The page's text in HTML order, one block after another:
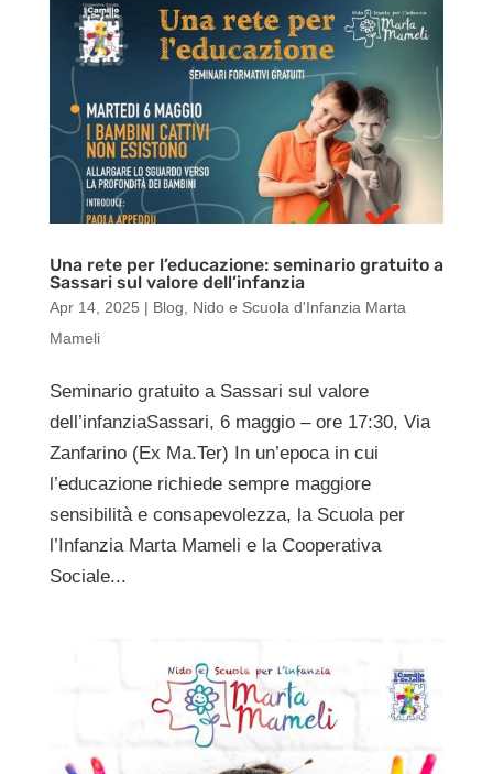
Una rete per l’educazione: seminario gratuito a
Sassari sul valore dell’infanzia
Apr 14, 2025 | Blog
Nido e Scuola d'Infanzia Marta
Mameli
Seminario gratuito a Sassari sul valore
dell’infanziaSassari, 6 maggio – ore 17:30, Via
Zanfarino (Ex Ma.Ter) In un’epoca in cui
l’educazione richiede sempre maggiore
sensibilità e consapevolezza, la Scuola per
l’Infanzia Marta Mameli e la Cooperativa
Sociale...